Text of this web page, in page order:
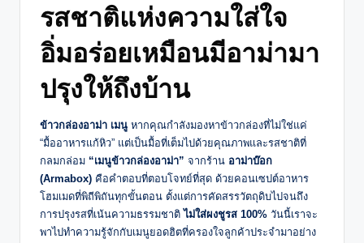
รสชาติแห่งความใส่ใจ
อิ่มอร่อยเหมือนมีอาม่ามา
ปรุงให้ถึงบ้าน
ข้าวกล่องอาม่า เมนู หากคุณกำลังมองหาข้าวกล่องที่ไม่ใช่แค่
“มื้ออาหารแก้หิว” แต่เป็นมื้อที่เต็มไปด้วยคุณภาพและรสชาติที่
กลมกล่อม “เมนูข้าวกล่องอาม่า” จากร้าน อาม่าบ๊อก
(Armabox) คือคำตอบที่ตอบโจทย์ที่สุด ด้วยคอนเซปต์อาหาร
โฮมเมดที่พิถีพิถันทุกขั้นตอน ตั้งแต่การคัดสรรวัตถุดิบไปจนถึง
การปรุงรสที่เน้นความธรรมชาติไม่ใส่ผงชูรส 100% วันนี้เราจะ
พาไปทำความรู้จักกับเมนูยอดฮิตที่ครองใจลูกค้าประจำมาอย่าง